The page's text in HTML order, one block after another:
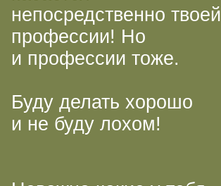
непосредственно твоей
профессии! Но
и профессии тоже.
Буду делать хорошо
и не буду лохом!